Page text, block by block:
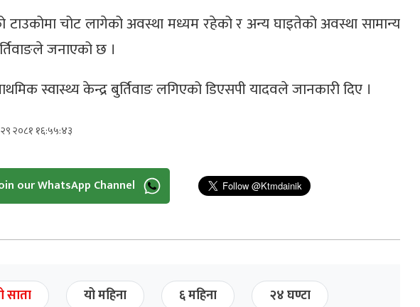
चोट लागेको अवस्था मध्यम रहेको र अन्य घाइतेको अवस्था सामान्य
जनाएको छ ।
स्वास्थ्य केन्द्र बुर्तिवाङ लगिएको डिएसपी यादवले जानकारी दिए ।
२९ २०८१ १६:५५:४३
our WhatsApp Channel
साता यो महिना ६ महिना २४ घण्टा